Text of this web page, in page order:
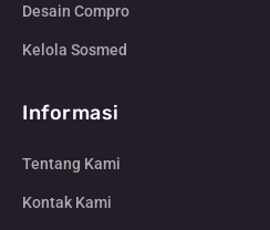
Desain Compro
Kelola Sosmed
Informasi
Tentang Kami
Kontak Kami